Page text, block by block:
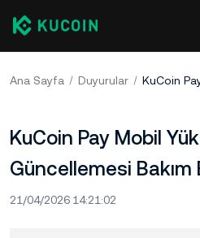
Ana Sayfa Duyurular
KuCoin Pay Mobil
Güncellemesi Bakım
21/04/2026 14:21:02